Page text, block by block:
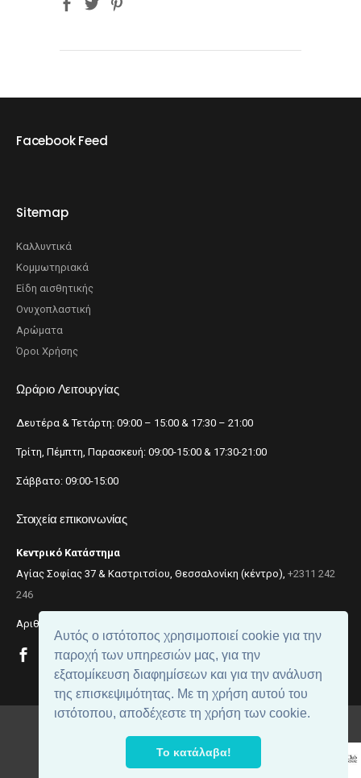
Αυτός ο ιστότοπος χρησιμοποιεί cookie για την
παροχή των υπηρεσιών μας, για την
εξατομίκευση διαφημίσεων και για την ανάλυση
της επισκεψιμότητας. Με τη χρήση αυτού του
ιστότοπου, αποδέχεστε τη χρήση των cookie.
Το κατάλαβα!
Facebook Feed
Sitemap
Καλλυντικά
Κομμωτηριακά
Είδη αισθητικής
Ονυχοπλαστική
Αρώματα
Όροι Χρήσης
Ωράριο Λειτουργίας
Δευτέρα & Τετάρτη: 09:00 – 15:00 & 17:30 – 21:00
Τρίτη, Πέμπτη, Παρασκευή: 09:00-15:00 & 17:30-21:00
Σάββατο: 09:00-15:00
Στοιχεία επικοινωνίας
Κεντρικό Κατάστημα
Αγίας Σοφίας 37 & Καστριτσίου, Θεσσαλονίκη (κέντρο), +2311 242
246
Αριθμός ΓΕΜΗ: 059299204000
beautynet . All rights reserved.